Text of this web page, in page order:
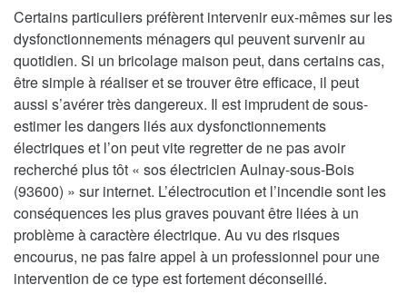
Certains particuliers préfèrent intervenir eux-mêmes sur les
dysfonctionnements ménagers qui peuvent survenir au
quotidien. Si un bricolage maison peut, dans certains cas,
être simple à réaliser et se trouver être efficace, il peut
aussi s’avérer très dangereux. Il est imprudent de sous-
estimer les dangers liés aux dysfonctionnements
électriques et l’on peut vite regretter de ne pas avoir
recherché plus tôt « sos électricien Aulnay-sous-Bois
(93600) » sur internet. L’électrocution et l’incendie sont les
conséquences les plus graves pouvant être liées à un
problème à caractère électrique. Au vu des risques
encourus, ne pas faire appel à un professionnel pour une
intervention de ce type est fortement déconseillé.